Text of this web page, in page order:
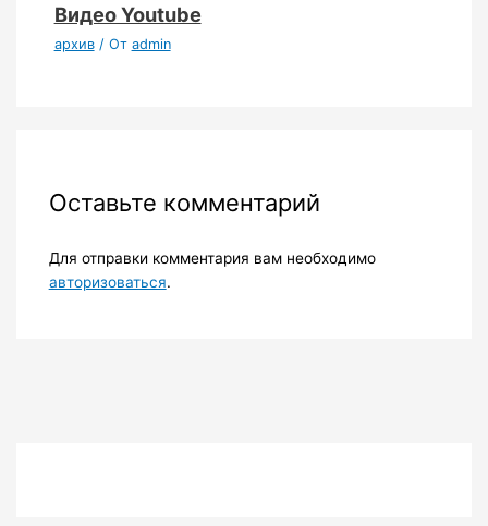
Видео Youtube
архив/ От admin
Оставьте комментарий
Для отправки комментария вам необходимо
авторизоваться.